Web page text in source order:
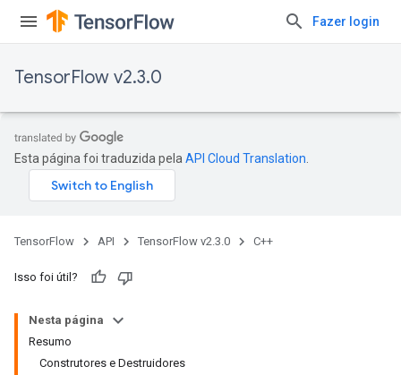
Fazer login
TensorFlow v2.3.0
Esta página foi traduzida pela API Cloud Translation
TensorFlow API TensorFlow v2.3.0 C++
Isso foi útil?
Nesta página
Resumo
Construtores e Destruidores